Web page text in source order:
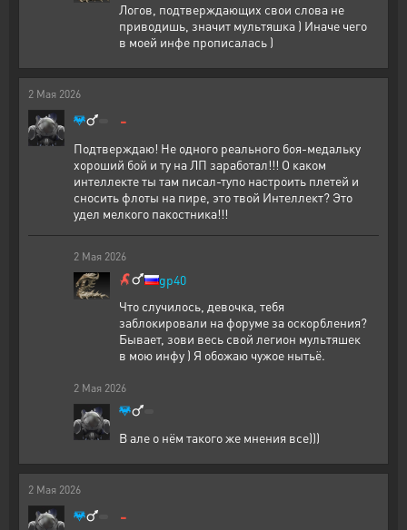
Логов, подтверждающих свои слова не
приводишь, значит мультяшка ) Иначе чего
в моей инфе прописалась )
2 Мая 2026
-
Подтверждаю! Не одного реального боя-медальку
хороший бой и ту на ЛП заработал!!! О каком
интеллекте ты там писал-тупо настроить плетей и
сносить флоты на пире, это твой Интеллект? Это
удел мелкого пакостника!!!
2 Мая 2026
gp40
Что случилось, девочка, тебя
заблокировали на форуме за оскорбления?
Бывает, зови весь свой легион мультяшек
в мою инфу ) Я обожаю чужое нытьё.
2 Мая 2026
В але о нём такого же мнения все)))
2 Мая 2026
-